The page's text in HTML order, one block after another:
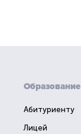
Образование
Абитуриенту
Лицей